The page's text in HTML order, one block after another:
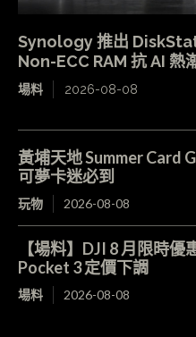
Synology 推出
Non-ECC RAM 抗 AI 熱
場料 2026-08-08
黃埔天地 Summer
可夢卡迷必到
玩物 2026-08-08
【場料】DJI 8 月限時優
Pocket 3 定價下調
場料 2026-08-08